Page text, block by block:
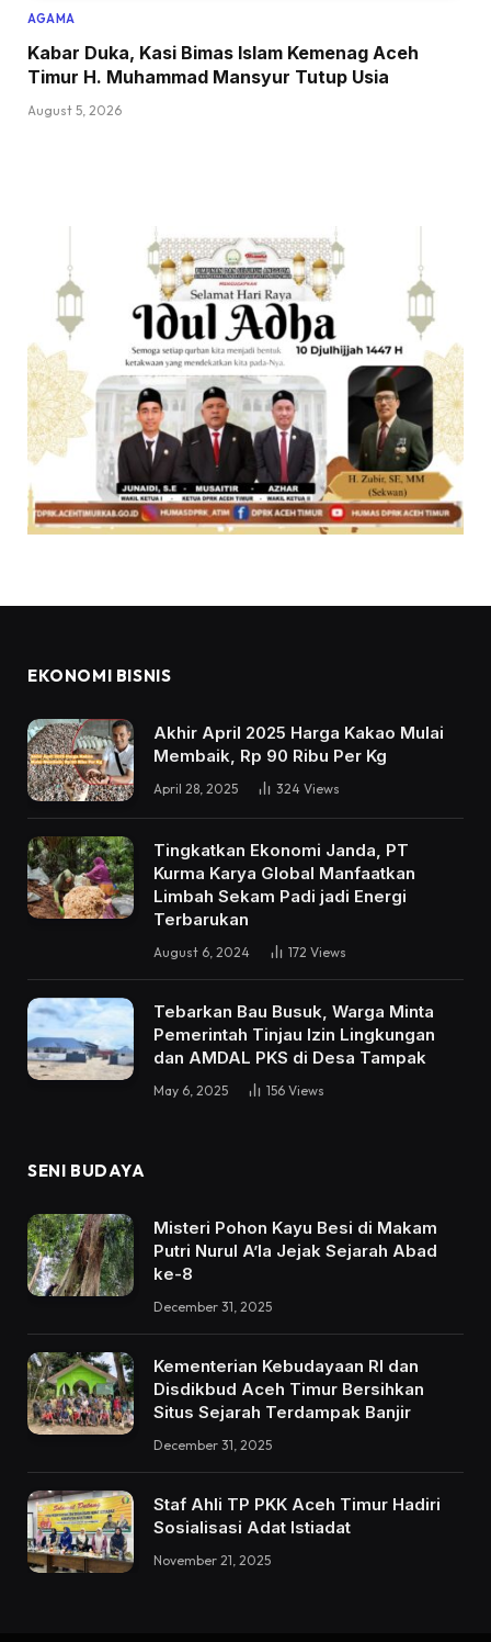
AGAMA
Kabar Duka, Kasi Bimas Islam Kemenag Aceh
Timur H. Muhammad Mansyur Tutup Usia
August 5, 2026
EKONOMI BISNIS
Akhir April 2025 Harga Kakao Mulai
Membaik, Rp 90 Ribu Per Kg
April 28, 2025 324 Views
Tingkatkan Ekonomi Janda, PT
Kurma Karya Global Manfaatkan
Limbah Sekam Padi jadi Energi
Terbarukan
August 6, 2024 172 Views
Tebarkan Bau Busuk, Warga Minta
Pemerintah Tinjau Izin Lingkungan
dan AMDAL PKS di Desa Tampak
May 6, 2025 156 Views
SENI BUDAYA
Misteri Pohon Kayu Besi di Makam
Putri Nurul A’la Jejak Sejarah Abad
ke-8
December 31, 2025
Kementerian Kebudayaan RI dan
Disdikbud Aceh Timur Bersihkan
Situs Sejarah Terdampak Banjir
December 31, 2025
Staf Ahli TP PKK Aceh Timur Hadiri
Sosialisasi Adat Istiadat
November 21, 2025